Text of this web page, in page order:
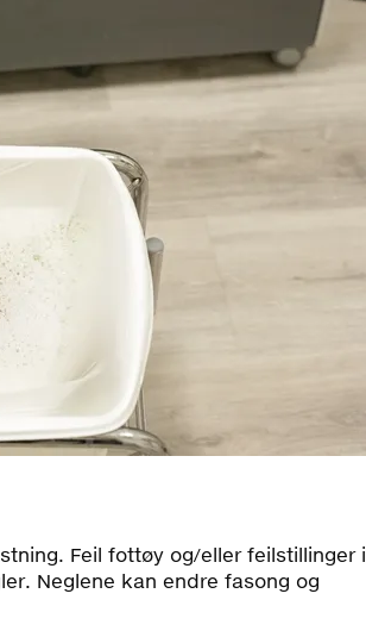
Feil fottøy og/eller feilstillinger i
Neglene kan endre fasong og